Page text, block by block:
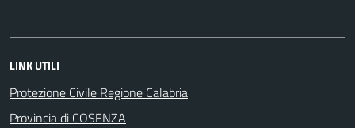
LINK UTILI
Protezione Civile Regione Calabria
Provincia di COSENZA